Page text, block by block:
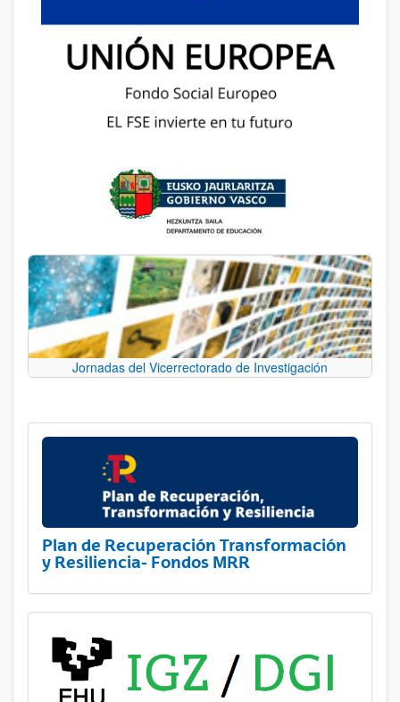
Jornadas del Vicerrectorado de Investigación
Plan de Recuperación Transformación
y Resiliencia- Fondos MRR